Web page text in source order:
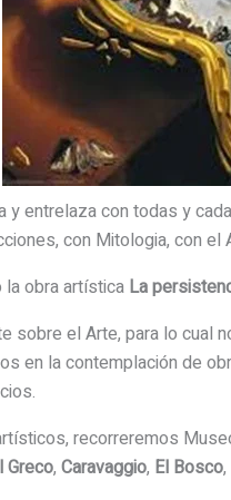
entrelaza con todas y
con Mitologia, con
obra artística La
sobre el Arte, para lo
en la contemplación de
recorreremos
Greco, Caravaggio, El Bosco,